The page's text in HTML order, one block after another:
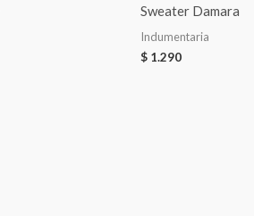
Sweater Damara
Indumentaria
$ 1.290